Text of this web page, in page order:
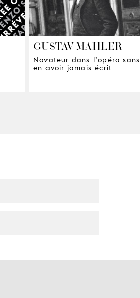
GUSTAV MAHLER
Novateur dans l’opéra sans
en avoir jamais écrit